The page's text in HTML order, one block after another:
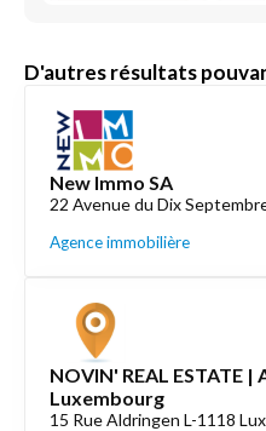
D'autres résultats
New Immo SA
22 Avenue du Dix
Agence immobilière
NOVIN' REAL ESTATE
Luxembourg
15 Rue Aldringen L-1118